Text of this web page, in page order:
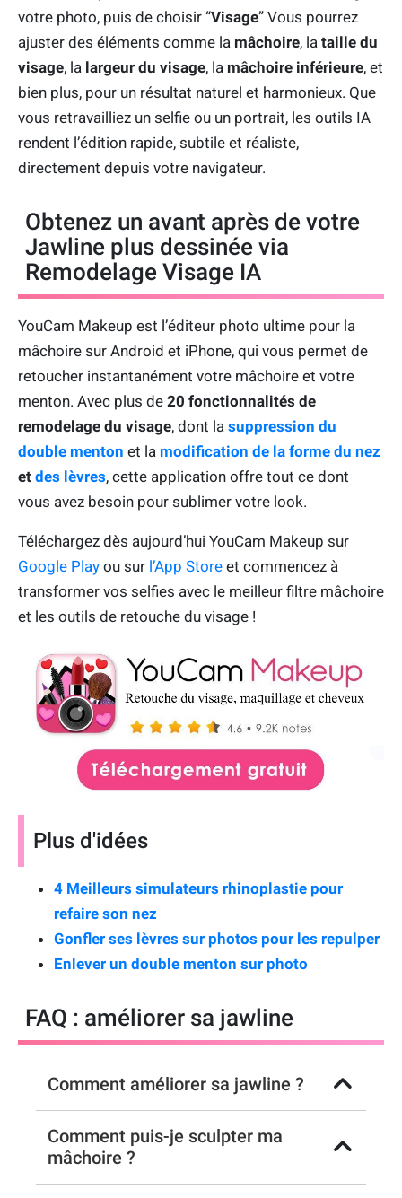
votre photo, puis de choisir “Visage” Vous pourrez
ajuster des éléments comme la mâchoire, la taille du
visage, la largeur du visage, la mâchoire inférieure, et
bien plus, pour un résultat naturel et harmonieux. Que
vous retravailliez un selfie ou un portrait, les outils IA
rendent l’édition rapide, subtile et réaliste,
directement depuis votre navigateur.
Obtenez un avant après de votre
Jawline plus dessinée via
Remodelage Visage IA
YouCam Makeup est l’éditeur photo ultime pour la
mâchoire sur Android et iPhone, qui vous permet de
retoucher instantanément votre mâchoire et votre
menton. Avec plus de 20 fonctionnalités de
remodelage du visage, dont la suppression du
double menton et la modification de la forme du nez
et des lèvres, cette application offre tout ce dont
vous avez besoin pour sublimer votre look.
Téléchargez dès aujourd’hui YouCam Makeup sur
Google Play ou sur l’App Store et commencez à
transformer vos selfies avec le meilleur filtre mâchoire
et les outils de retouche du visage !
Plus d'idées
4 Meilleurs simulateurs rhinoplastie pour
refaire son nez
Gonfler ses lèvres sur photos pour les repulper
Enlever un double menton sur photo
FAQ : améliorer sa jawline
Comment améliorer sa jawline ?
Comment puis-je sculpter ma
mâchoire ?